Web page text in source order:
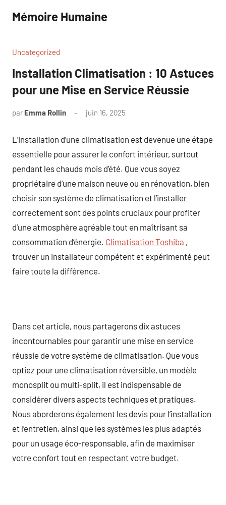
contenu
Mémoire Humaine
Uncategorized
Installation Climatisation : 10 Astuces
pour une Mise en Service Réussie
par Emma Rollin juin 16, 2025
L’installation d’une climatisation est devenue une étape
essentielle pour assurer le confort intérieur, surtout
pendant les chauds mois d’été. Que vous soyez
propriétaire d’une maison neuve ou en rénovation, bien
choisir son système de climatisation et l’installer
correctement sont des points cruciaux pour profiter
d’une atmosphère agréable tout en maîtrisant sa
consommation d’énergie. Climatisation Toshiba ,
trouver un installateur compétent et expérimenté peut
faire toute la différence.
Dans cet article, nous partagerons dix astuces
incontournables pour garantir une mise en service
réussie de votre système de climatisation. Que vous
optiez pour une climatisation réversible, un modèle
monosplit ou multi-split, il est indispensable de
considérer divers aspects techniques et pratiques.
Nous aborderons également les devis pour l’installation
et l’entretien, ainsi que les systèmes les plus adaptés
pour un usage éco-responsable, afin de maximiser
votre confort tout en respectant votre budget.